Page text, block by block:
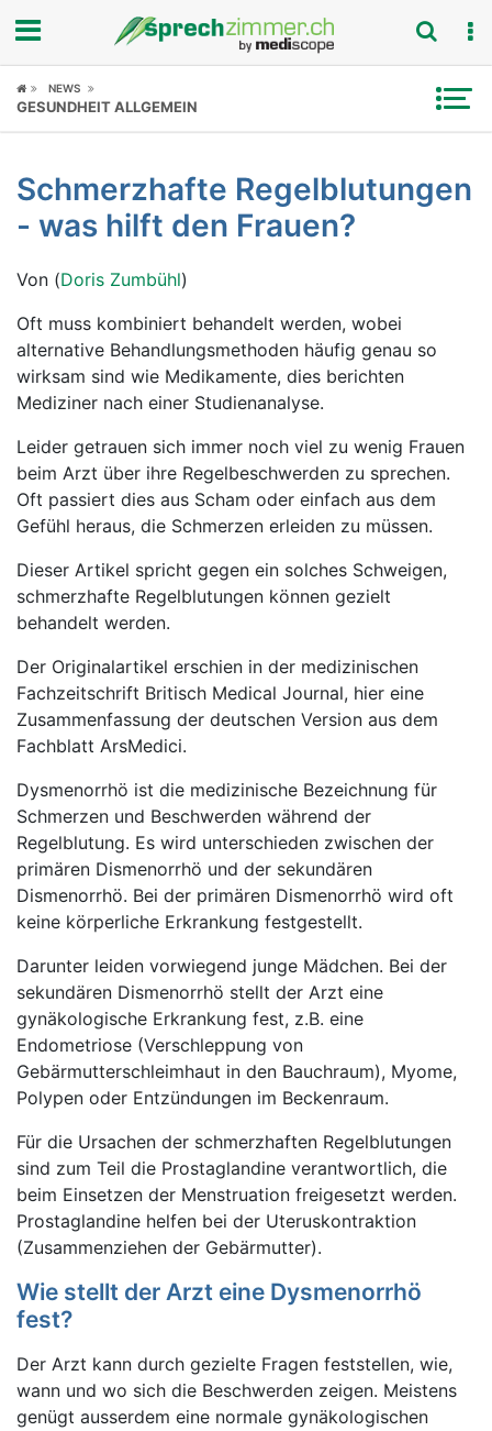
Fokus
Symptome
Ratgeber
Rubriken
NEWS
GESUNDHEIT ALLGEMEIN
Schmerzhafte Regelblutungen
- was hilft den Frauen?
Von (Doris Zumbühl)
Oft muss kombiniert behandelt werden, wobei
alternative Behandlungsmethoden häufig genau so
wirksam sind wie Medikamente, dies berichten
Mediziner nach einer Studienanalyse.
Leider getrauen sich immer noch viel zu wenig Frauen
beim Arzt über ihre Regelbeschwerden zu sprechen.
Oft passiert dies aus Scham oder einfach aus dem
Gefühl heraus, die Schmerzen erleiden zu müssen.
Dieser Artikel spricht gegen ein solches Schweigen,
schmerzhafte Regelblutungen können gezielt
behandelt werden.
Der Originalartikel erschien in der medizinischen
Fachzeitschrift Britisch Medical Journal, hier eine
Zusammenfassung der deutschen Version aus dem
Fachblatt ArsMedici.
Dysmenorrhö ist die medizinische Bezeichnung für
Schmerzen und Beschwerden während der
Regelblutung. Es wird unterschieden zwischen der
primären Dismenorrhö und der sekundären
Dismenorrhö. Bei der primären Dismenorrhö wird oft
keine körperliche Erkrankung festgestellt.
Darunter leiden vorwiegend junge Mädchen. Bei der
sekundären Dismenorrhö stellt der Arzt eine
gynäkologische Erkrankung fest, z.B. eine
Endometriose (Verschleppung von
Gebärmutterschleimhaut in den Bauchraum), Myome,
Polypen oder Entzündungen im Beckenraum.
Für die Ursachen der schmerzhaften Regelblutungen
sind zum Teil die Prostaglandine verantwortlich, die
beim Einsetzen der Menstruation freigesetzt werden.
Prostaglandine helfen bei der Uteruskontraktion
(Zusammenziehen der Gebärmutter).
Wie stellt der Arzt eine Dysmenorrhö
fest?
Der Arzt kann durch gezielte Fragen feststellen, wie,
wann und wo sich die Beschwerden zeigen. Meistens
genügt ausserdem eine normale gynäkologischen